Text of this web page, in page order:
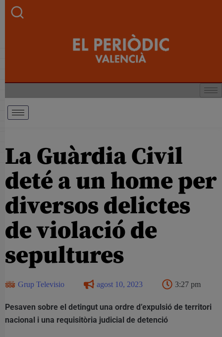
La Guàrdia Civil
deté a un home per
diversos delictes
de violació de
sepultures
Grup Televisio agost 10, 2023 3:27 pm
Pesaven sobre el detingut una ordre d’expulsió de territori
nacional i una requisitòria judicial de detenció